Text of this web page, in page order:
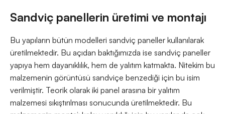
Sandviç panellerin üretimi ve montajı
Bu yapıların bütün modelleri sandviç paneller kullanılarak
üretilmektedir. Bu açıdan baktığımızda ise sandviç paneller
yapıya hem dayanıklılık, hem de yalıtım katmakta. Nitekim bu
malzemenin görüntüsü sandviçe benzediği için bu isim
verilmiştir. Teorik olarak iki panel arasına bir yalıtım
malzemesi sıkıştırılması sonucunda üretilmektedir. Bu